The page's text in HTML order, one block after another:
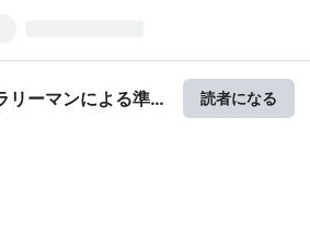
リーマンによる準
読者になる